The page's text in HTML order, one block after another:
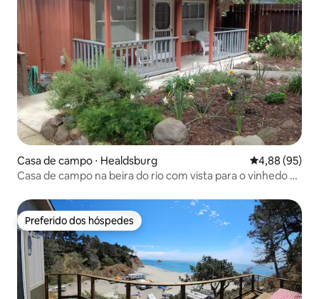
Casa de campo ⋅ Healdsburg 4,88 de uma
4,88 (95)
Casa de campo na beira do rio com vista para o vinhedo e
Preferido dos hóspedes
Preferido dos hóspedes